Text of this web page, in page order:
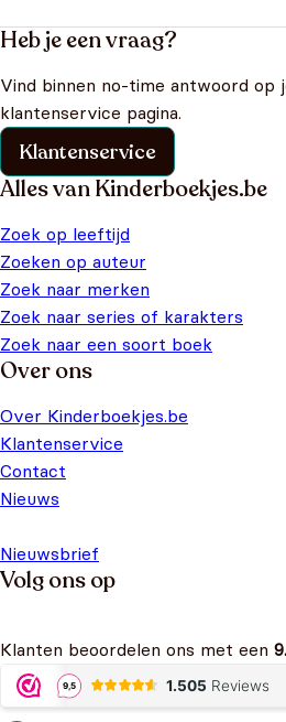
Heb je een vraag?
Vind binnen no-time antwoord op
klantenservice pagina.
Klantenservice
Alles van Kinderboekjes.be
Zoek op leeftijd
Zoeken op auteur
Zoek naar merken
Zoek naar series of karakters
Zoek naar een soort boek
Over ons
Over Kinderboekjes.be
Klantenservice
Contact
Nieuws
Nieuwsbrief
Volg ons op
Klanten beoordelen ons met een